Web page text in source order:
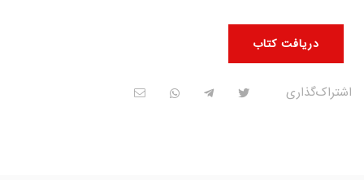
دریافت کتاب
اشتراک‌گذاری